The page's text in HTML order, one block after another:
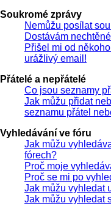
Soukromé zprávy
Nemůžu posílat
Dostávám
Přišel mi od
urážlivý email!
Přátelé a nepřátelé
Co jsou seznamy
Jak můžu přidat
seznamu přátel
Vyhledávání ve fóru
Jak můžu
fórech?
Proč moje
Proč se mi po
Jak můžu vyhledat
Jak můžu vyhledat